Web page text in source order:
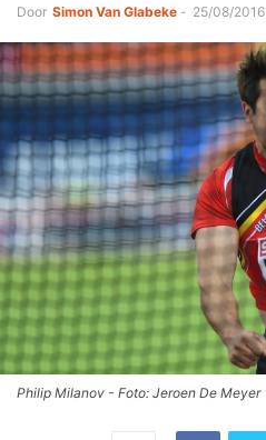
Door Simon Van Glabeke - 25/08/2016
Philip Milanov - Foto: Jeroen De Meyer